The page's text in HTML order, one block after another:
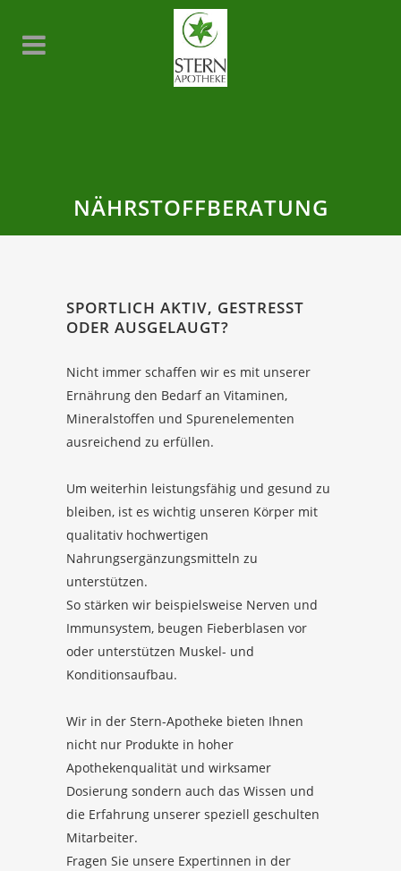
NÄHRSTOFFBERATUNG
SPORTLICH AKTIV, GESTRESST
ODER AUSGELAUGT?
Nicht immer schaffen wir es mit unserer
Ernährung den Bedarf an Vitaminen,
Mineralstoffen und Spurenelementen
ausreichend zu erfüllen.
Um weiterhin leistungsfähig und gesund zu
bleiben, ist es wichtig unseren Körper mit
qualitativ hochwertigen
Nahrungsergänzungsmitteln zu
unterstützen.
So stärken wir beispielsweise Nerven und
Immunsystem, beugen Fieberblasen vor
oder unterstützen Muskel- und
Konditionsaufbau.
Wir in der Stern-Apotheke bieten Ihnen
nicht nur Produkte in hoher
Apothekenqualität und wirksamer
Dosierung sondern auch das Wissen und
die Erfahrung unserer speziell geschulten
Mitarbeiter.
Fragen Sie unsere Expertinnen in der